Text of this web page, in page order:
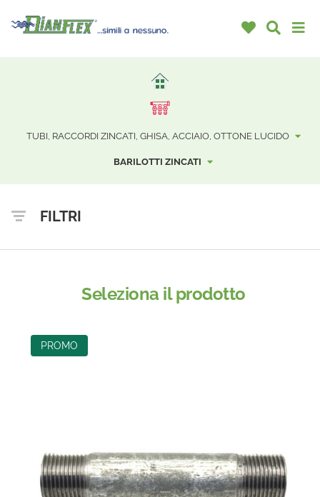
TUBI, RACCORDI ZINCATI, GHISA, ACCIAIO, OTTONE LUCIDO
BARILOTTI ZINCATI
FILTRI
Seleziona il prodotto
PROMO